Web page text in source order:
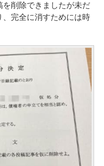
を削除できましたが未だ
完全に消すためには時